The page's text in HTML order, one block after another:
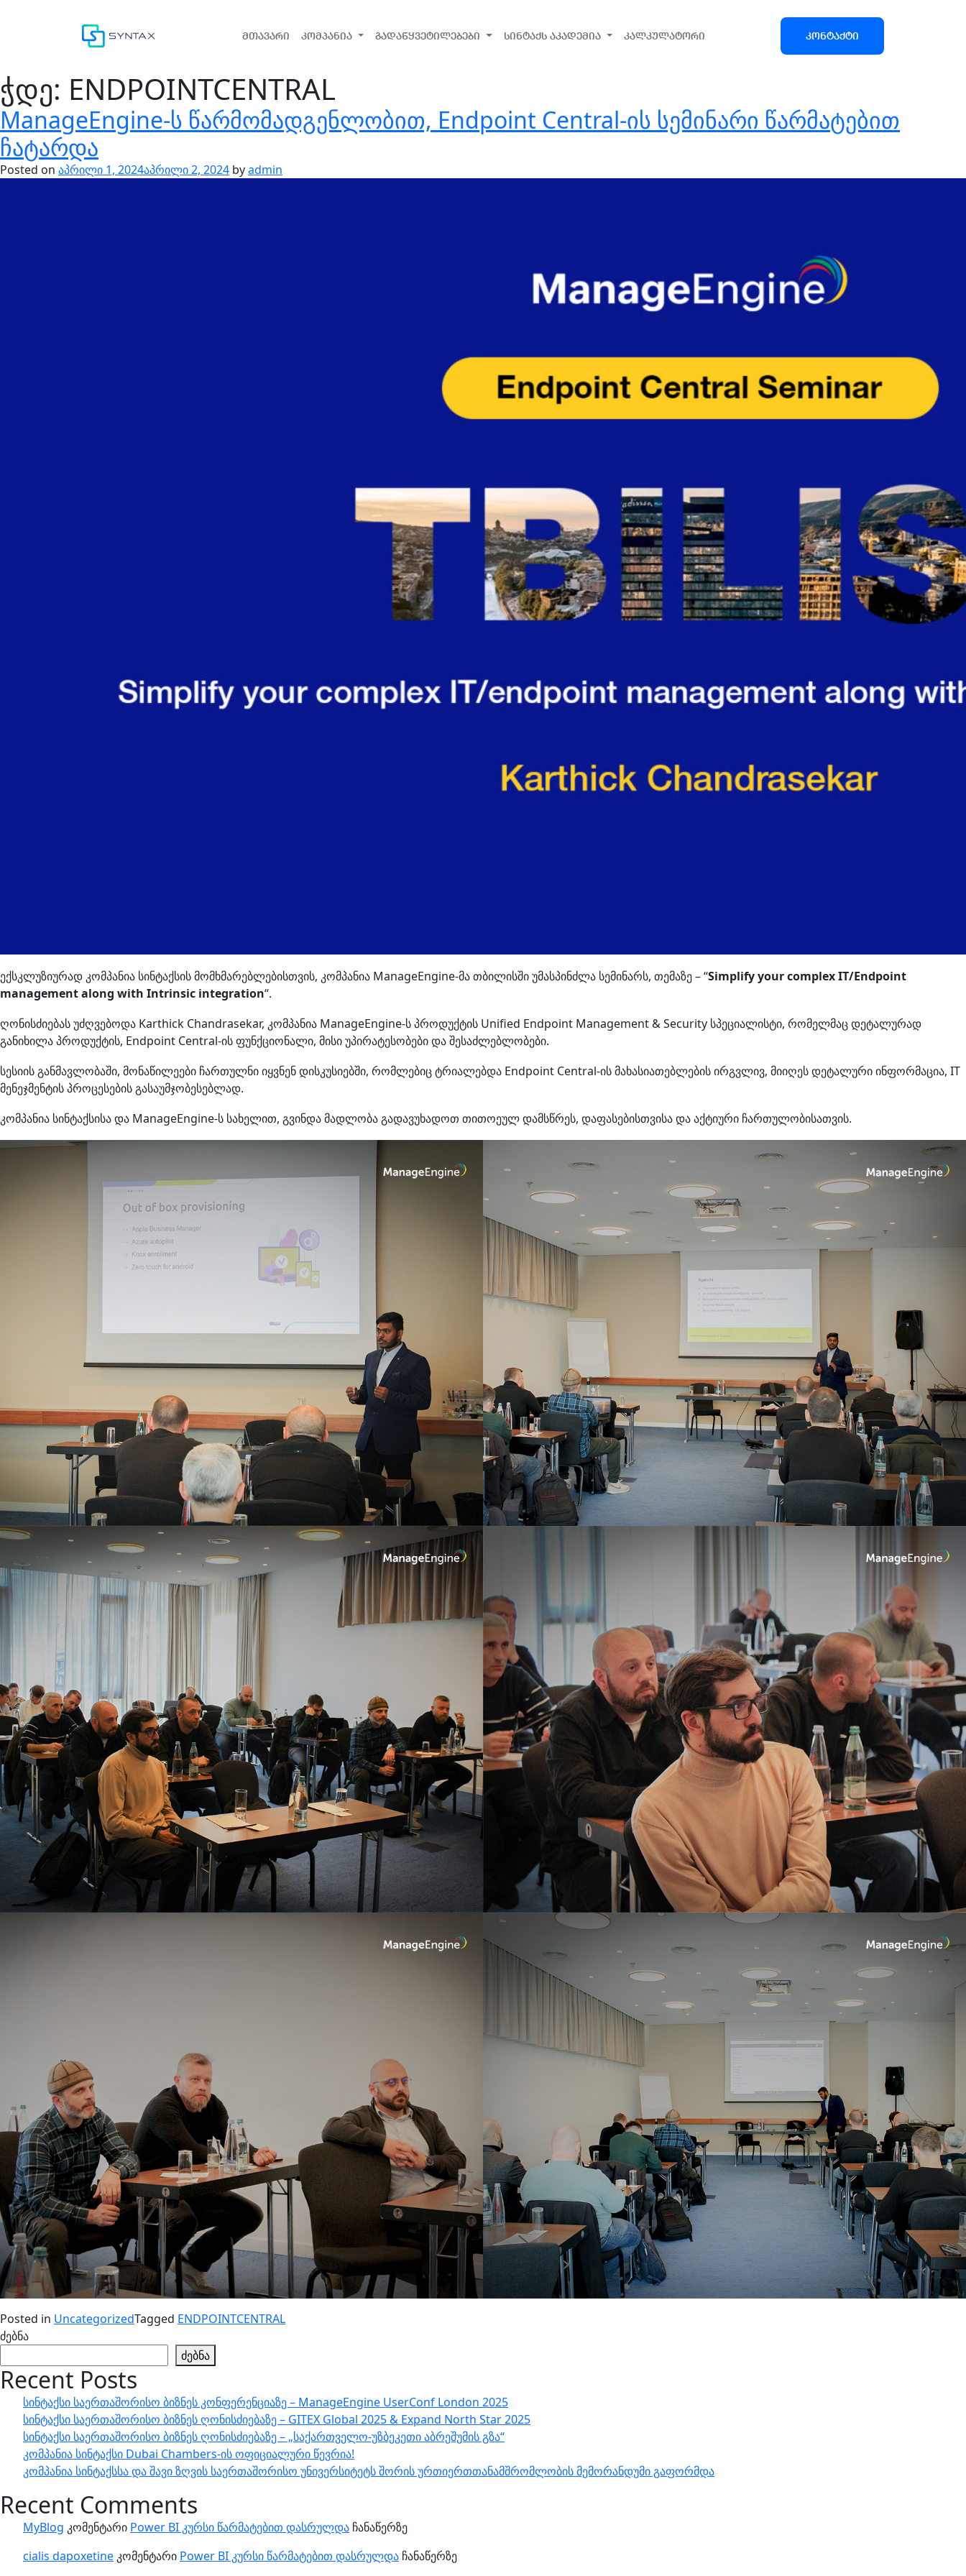
მთავარი კომპანია გადაწყვეტილებები სინტაქს აკადემია კალკულატორი კონტაქტი
ჭდე: ENDPOINTCENTRAL
ManageEngine-ს წარმომადგენლობით, Endpoint Central-ის სემინარი წარმატებით
ჩატარდა
Posted on აპრილი 1, 2024აპრილი 2, 2024 byadmin
ექსკლუზიურად კომპანია სინტაქსის მომხმარებლებისთვის, კომპანია ManageEngine-მა თბილისში უმასპინძლა სემინარს, თემაზე – “Simplify your complex IT/Endpoint
management along with Intrinsic integration“.
ღონისძიებას უძღვებოდა Karthick Chandrasekar, კომპანია ManageEngine-ს პროდუქტის Unified Endpoint Management & Security სპეციალისტი, რომელმაც დეტალურად
განიხილა პროდუქტის, Endpoint Central-ის ფუნქციონალი, მისი უპირატესობები და შესაძლებლობები.
სესიის განმავლობაში, მონაწილეები ჩართულნი იყვნენ დისკუსიებში, რომლებიც ტრიალებდა Endpoint Central-ის მახასიათებლების ირგვლივ, მიიღეს დეტალური ინფორმაცია, IT
მენეჯმენტის პროცესების გასაუმჯობესებლად.
კომპანია სინტაქსისა და ManageEngine-ს სახელით, გვინდა მადლობა გადავუხადოთ თითოეულ დამსწრეს, დაფასებისთვისა და აქტიური ჩართულობისათვის.
Posted in UncategorizedTagged ENDPOINTCENTRAL
ძებნა
ძებნა
Recent Posts
სინტაქსი საერთაშორისო ბიზნეს კონფერენციაზე – ManageEngine UserConf London 2025
სინტაქსი საერთაშორისო ბიზნეს ღონისძიებაზე – GITEX Global 2025 & Expand North Star 2025
სინტაქსი საერთაშორისო ბიზნეს ღონისძიებაზე – „საქართველო-უზბეკეთი აბრეშუმის გზა“
კომპანია სინტაქსი Dubai Chambers-ის ოფიციალური წევრია!
კომპანია სინტაქსსა და შავი ზღვის საერთაშორისო უნივერსიტეტს შორის ურთიერთთანამშრომლობის მემორანდუმი გაფორმდა
Recent Comments
MyBlog კომენტარი Power BI კურსი წარმატებით დასრულდა ჩანაწერზე
cialis dapoxetine კომენტარი Power BI კურსი წარმატებით დასრულდა ჩანაწერზე